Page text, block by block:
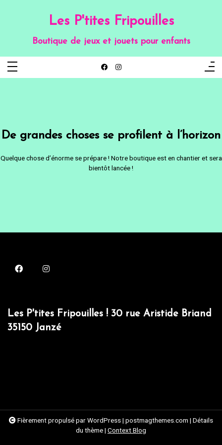
Les P'tites Fripouilles
Boutique de jeux et jouets pour enfants
De grandes choses se profilent à l’horizon
Quelque chose d’énorme se prépare ! Notre boutique est en chantier et sera
bientôt lancée !
Les P'tites Fripouilles ! 30 rue Aristide Briand
35150 Janzé
Fièrement propulsé par WordPress| postmagthemes.com | Détails
du thème| Context Blog